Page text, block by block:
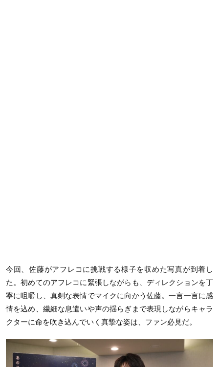
今回、佐藤がアフレコに挑戦する様子を収めた写真が到着し
た。初めてのアフレコに緊張しながらも、ディレクションを丁
寧に咀嚼し、真剣な表情でマイクに向かう佐藤。一言一言に感
情を込め、繊細な息遣いや声の揺らぎまで表現しながらキャラ
クターに命を吹き込んでいく真摯な姿は、ファン必見だ。